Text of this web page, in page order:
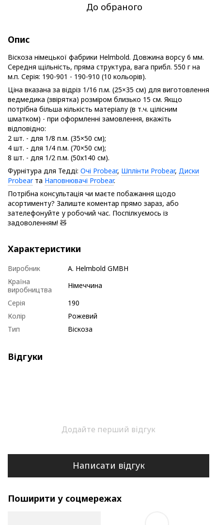
До обраного
Опис
Віскоза німецької фабрики Helmbold. Довжина ворсу 6 мм.
Середня щільність, пряма структура, вага прибл. 550 г на
м.п. Серія: 190-901 - 190-910 (10 кольорів).
Ціна вказана за відріз 1/16 п.м. (25×35 см) для виготовлення
ведмедика (звірятка) розміром близько 15 см. Якщо
потрібна більша кількість матеріалу (в т.ч. цілісним
шматком) - при оформленні замовлення, вкажіть
відповідно:
2 шт. - для 1/8 п.м. (35×50 см);
4 шт. - для 1/4 п.м. (70×50 см);
8 шт. - для 1/2 п.м. (50х140 см).
Фурнітура для Тедді: Очі Probear, Шплінти Probear, Диски
Probearта Наповнювачі Probear.
Потрібна консультація чи маєте побажання щодо
асортименту? Залиште коментар прямо зараз, або
зателефонуйте у робочий час. Поспілкуємось із
задоволенням! 🧸
Характеристики
Виробник
A. Helmbold GMBH
Країна
виробництва
Німеччина
Серія
190
Колір
Рожевий
Тип
Віскоза
Відгуки
Додайте перший відгук
Написати відгук
Поширити у соцмережах